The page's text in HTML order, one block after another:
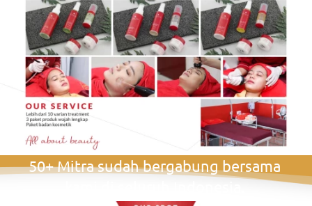
50+ Mitra sudah bergabung bersama